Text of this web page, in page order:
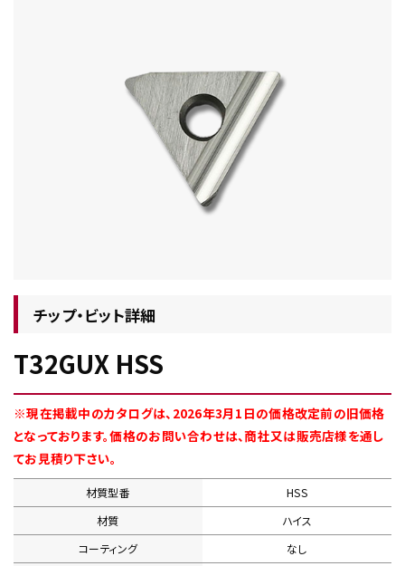
生産終了品
チップ・ビット詳細
T32GUX HSS
※現在掲載中のカタログは、2026年3月1日の価格改定前の旧価格
となっております。価格のお問い合わせは、商社又は販売店様を通し
てお見積り下さい。
材質型番
HSS
材質
ハイス
コーティング
なし